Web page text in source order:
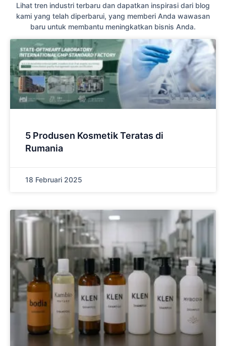
Lihat tren industri terbaru dan dapatkan inspirasi dari blog
kami yang telah diperbarui, yang memberi Anda wawasan
baru untuk membantu meningkatkan bisnis Anda.
5 Produsen Kosmetik Teratas di
Rumania
18 Februari 2025